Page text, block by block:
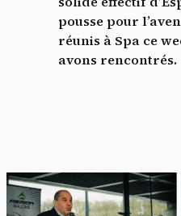
pousse pour
réunis à Spa ce
avons rencontrés.